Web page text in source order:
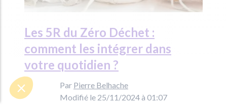
Les 5R du Zéro Déchet :
comment les intégrer dans
votre quotidien ?
Par Pierre Belhache
Modifié le 25/11/2024 à 01:07